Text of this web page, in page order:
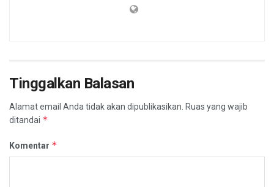
Tinggalkan Balasan
Alamat email Anda tidak akan dipublikasikan. Ruas yang wajib
ditandai *
Komentar *